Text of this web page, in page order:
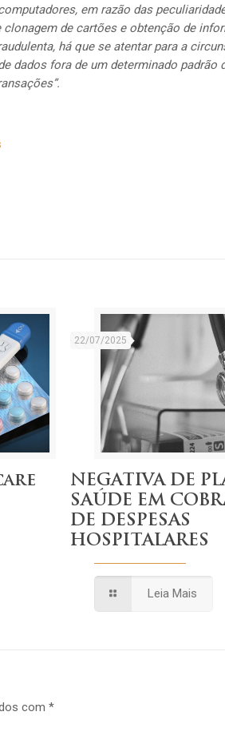
em razão das
de cartões e obtenção de
há que se atentar para a
dados fora de um determinado padrão
22/07/2025
NEGATIVA DE
SAÚDE EM
DE DESPESAS
HOSPITALARES
Leia Mais
com*